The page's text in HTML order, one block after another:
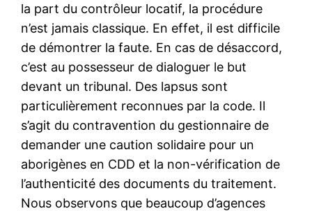
la part du contrôleur locatif, la procédure
n’est jamais classique. En effet, il est difficile
de démontrer la faute. En cas de désaccord,
c’est au possesseur de dialoguer le but
devant un tribunal. Des lapsus sont
particulièrement reconnues par la code. Il
s’agit du contravention du gestionnaire de
demander une caution solidaire pour un
aborigènes en CDD et la non-vérification de
l’authenticité des documents du traitement.
Nous observons que beaucoup d’agences